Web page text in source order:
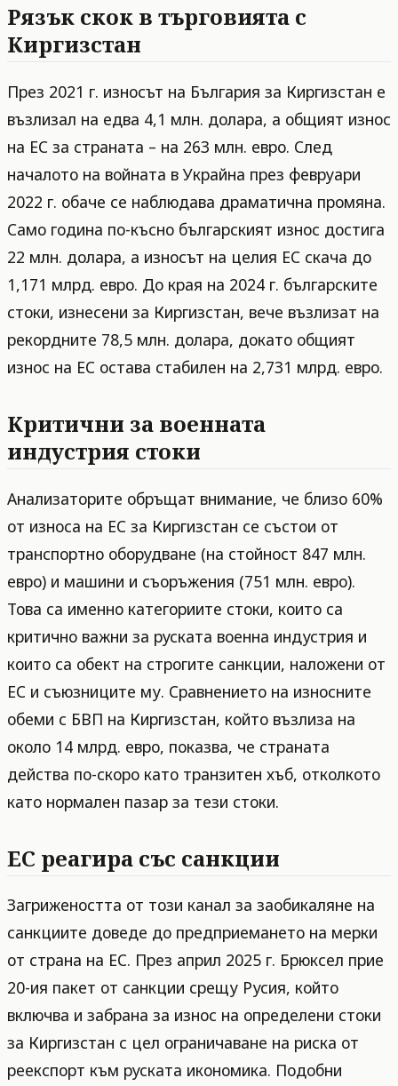
Рязък скок в търговията с
Киргизстан
През 2021 г. износът на България за Киргизстан е
възлизал на едва 4,1 млн. долара, а общият износ
на ЕС за страната – на 263 млн. евро. След
началото на войната в Украйна през февруари
2022 г. обаче се наблюдава драматична промяна.
Само година по-късно българският износ достига
22 млн. долара, а износът на целия ЕС скача до
1,171 млрд. евро. До края на 2024 г. българските
стоки, изнесени за Киргизстан, вече възлизат на
рекордните 78,5 млн. долара, докато общият
износ на ЕС остава стабилен на 2,731 млрд. евро.
Критични за военната
индустрия стоки
Анализаторите обръщат внимание, че близо 60%
от износа на ЕС за Киргизстан се състои от
транспортно оборудване (на стойност 847 млн.
евро) и машини и съоръжения (751 млн. евро).
Това са именно категориите стоки, които са
критично важни за руската военна индустрия и
които са обект на строгите санкции, наложени от
ЕС и съюзниците му. Сравнението на износните
обеми с БВП на Киргизстан, който възлиза на
около 14 млрд. евро, показва, че страната
действа по-скоро като транзитен хъб, отколкото
като нормален пазар за тези стоки.
ЕС реагира със санкции
Загрижеността от този канал за заобикаляне на
санкциите доведе до предприемането на мерки
от страна на ЕС. През април 2025 г. Брюксел прие
20-ия пакет от санкции срещу Русия, който
включва и забрана за износ на определени стоки
за Киргизстан с цел ограничаване на риска от
реекспорт към руската икономика. Подобни